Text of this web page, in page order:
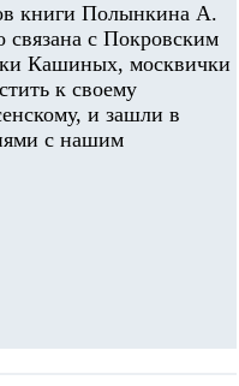
книги Полынкина А.
с Покровским
Кашиных, москвички
к своему
и зашли в
с нашим